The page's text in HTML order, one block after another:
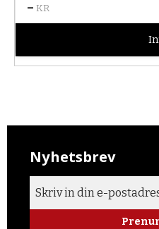
– KR
Nyhetsbrev